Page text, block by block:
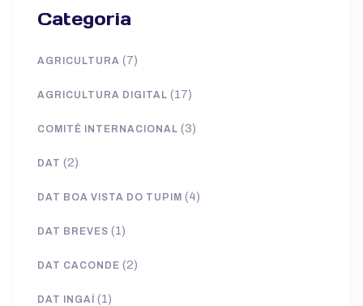
Categoria
AGRICULTURA (7)
AGRICULTURA DIGITAL (17)
COMITÊ INTERNACIONAL (3)
DAT (2)
DAT BOA VISTA DO TUPIM (4)
DAT BREVES (1)
DAT CACONDE (2)
DAT INGAÍ (1)